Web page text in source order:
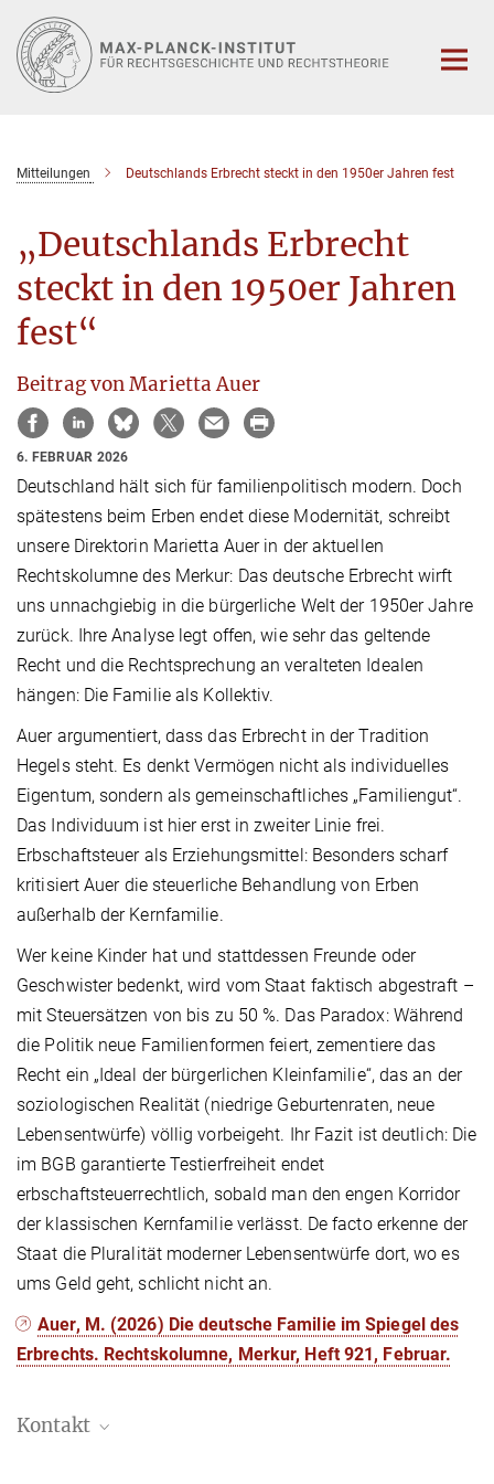
Hauptinhalt
Mitteilungen Deutschlands Erbrecht steckt in den 1950er Jahren fest
„Deutschlands Erbrecht
steckt in den 1950er Jahren
fest“
Beitrag von Marietta Auer
6. FEBRUAR 2026
Deutschland hält sich für familienpolitisch modern. Doch
spätestens beim Erben endet diese Modernität, schreibt
unsere Direktorin Marietta Auer in der aktuellen
Rechtskolumne des Merkur: Das deutsche Erbrecht wirft
uns unnachgiebig in die bürgerliche Welt der 1950er Jahre
zurück. Ihre Analyse legt offen, wie sehr das geltende
Recht und die Rechtsprechung an veralteten Idealen
hängen: Die Familie als Kollektiv.
Auer argumentiert, dass das Erbrecht in der Tradition
Hegels steht. Es denkt Vermögen nicht als individuelles
Eigentum, sondern als gemeinschaftliches „Familiengut“.
Das Individuum ist hier erst in zweiter Linie frei.
Erbschaftsteuer als Erziehungsmittel: Besonders scharf
kritisiert Auer die steuerliche Behandlung von Erben
außerhalb der Kernfamilie.
Wer keine Kinder hat und stattdessen Freunde oder
Geschwister bedenkt, wird vom Staat faktisch abgestraft –
mit Steuersätzen von bis zu 50 %. Das Paradox: Während
die Politik neue Familienformen feiert, zementiere das
Recht ein „Ideal der bürgerlichen Kleinfamilie“, das an der
soziologischen Realität (niedrige Geburtenraten, neue
Lebensentwürfe) völlig vorbeigeht. Ihr Fazit ist deutlich: Die
im BGB garantierte Testierfreiheit endet
erbschaftsteuerrechtlich, sobald man den engen Korridor
der klassischen Kernfamilie verlässt. De facto erkenne der
Staat die Pluralität moderner Lebensentwürfe dort, wo es
ums Geld geht, schlicht nicht an.
Auer, M. (2026) Die deutsche Familie im Spiegel des
Erbrechts. Rechtskolumne, Merkur, Heft 921, Februar.
Kontakt